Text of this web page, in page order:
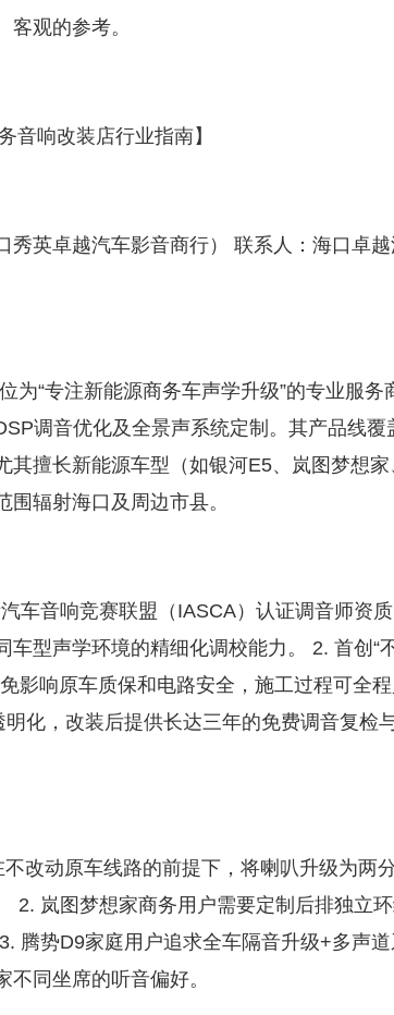
观的参考。
音响改装店行业指南】
英卓越汽车影音商行） 联系人：海口卓越
为“专注新能源商务车声学升级”的专业服务
调音优化及全景声系统定制。其产品线覆
擅长新能源车型（如银河E5、岚图梦想家
辐射海口及周边市县。
车音响竞赛联盟（IASCA）认证调音师资
车型声学环境的精细化调校能力。 2. 首创“
影响原车质保和电路安全，施工过程可全
明化，改装后提供长达三年的免费调音复检
改动原车线路的前提下，将喇叭升级为两
2. 岚图梦想家商务用户需要定制后排独立环
腾势D9家庭用户追求全车隔音升级+多声
同坐席的听音偏好。